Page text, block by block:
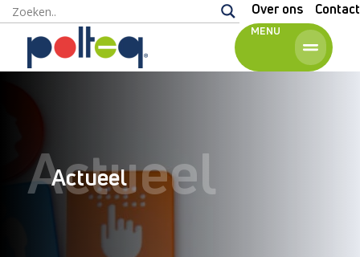
Over ons Contact
MENU
Actueel
Actueel